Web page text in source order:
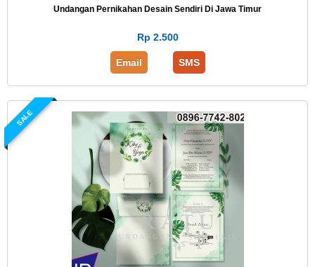
Undangan Pernikahan Desain Sendiri Di Jawa Timur
Rp 2.500
Email SMS
SALE